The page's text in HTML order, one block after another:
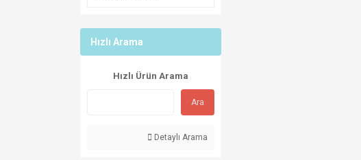
Hızlı Arama
Hızlı Ürün Arama
Ara
Detaylı Arama